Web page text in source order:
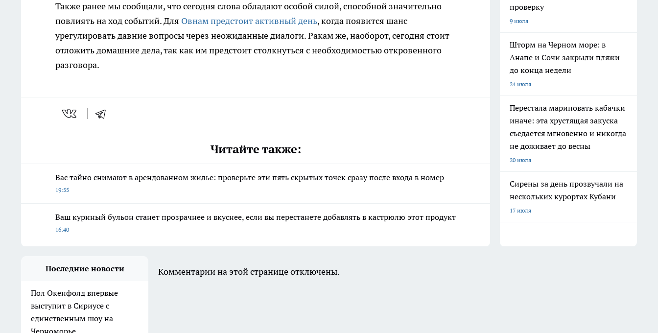
Также ранее мы сообщали, что сегодня слова обладают особой силой, способной значительно
повлиять на ход событий. Для Овнам предстоит активный день, когда появится шанс
урегулировать давние вопросы через неожиданные диалоги. Ракам же, наоборот, сегодня стоит
отложить домашние дела, так как им предстоит столкнуться с необходимостью откровенного
разговора.
Читайте также:
Вас тайно снимают в арендованном жилье: проверьте эти пять скрытых точек сразу после входа в номер
19:55
Ваш куриный бульон станет прозрачнее и вкуснее, если вы перестанете добавлять в кастрюлю этот продукт
16:40
проверку
9 июля
Шторм на Черном море: в
Анапе и Сочи закрыли пляжи
до конца недели
24 июля
Перестала мариновать кабачки
иначе: эта хрустящая закуска
съедается мгновенно и никогда
не доживает до весны
20 июля
Сирены за день прозвучали на
нескольких курортах Кубани
17 июля
Последние новости
Пол Окенфолд впервые
выступит в Сириусе с
единственным шоу на
Черноморье
Комментарии на этой странице отключены.